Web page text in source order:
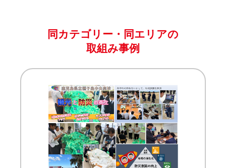
同カテゴリー・同エリアの
取組み事例